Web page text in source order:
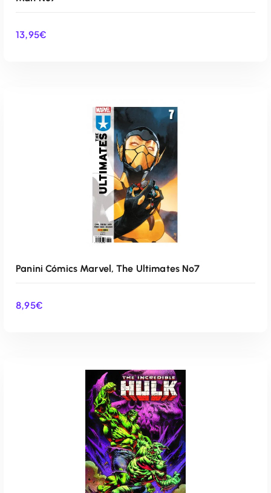
13,95€
AÑADIR AL CARRITO
Panini Cómics Marvel, The Ultimates Nº7
8,95€